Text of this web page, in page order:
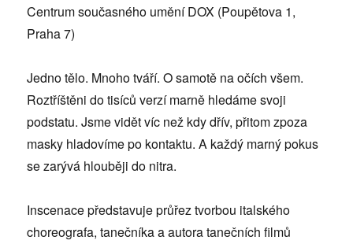
Centrum současného umění DOX (Poupětova 1,
Praha 7)
Jedno tělo. Mnoho tváří. O samotě na očích všem.
Roztříštěni do tisíců verzí marně hledáme svoji
podstatu. Jsme vidět víc než kdy dřív, přitom zpoza
masky hladovíme po kontaktu. A každý marný pokus
se zarývá hlouběji do nitra.
Inscenace představuje průřez tvorbou italského
choreografa, tanečníka a autora tanečních filmů